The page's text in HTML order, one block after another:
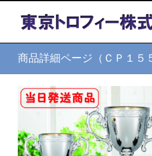
content
商品詳細ページ（ＣＰ１５